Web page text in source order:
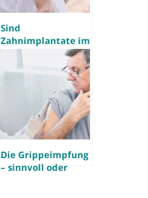
Sind
Zahnimplantate im
Alter sinnvoll?
Die Grippeimpfung
– sinnvoll oder